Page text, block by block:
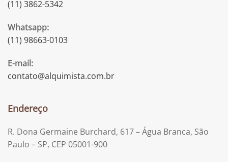
(11) 3862-5342
Whatsapp:
(11) 98663-0103
E-mail:
contato@alquimista.com.br
Endereço
R. Dona Germaine Burchard, 617 – Água Branca, São
Paulo – SP, CEP 05001-900